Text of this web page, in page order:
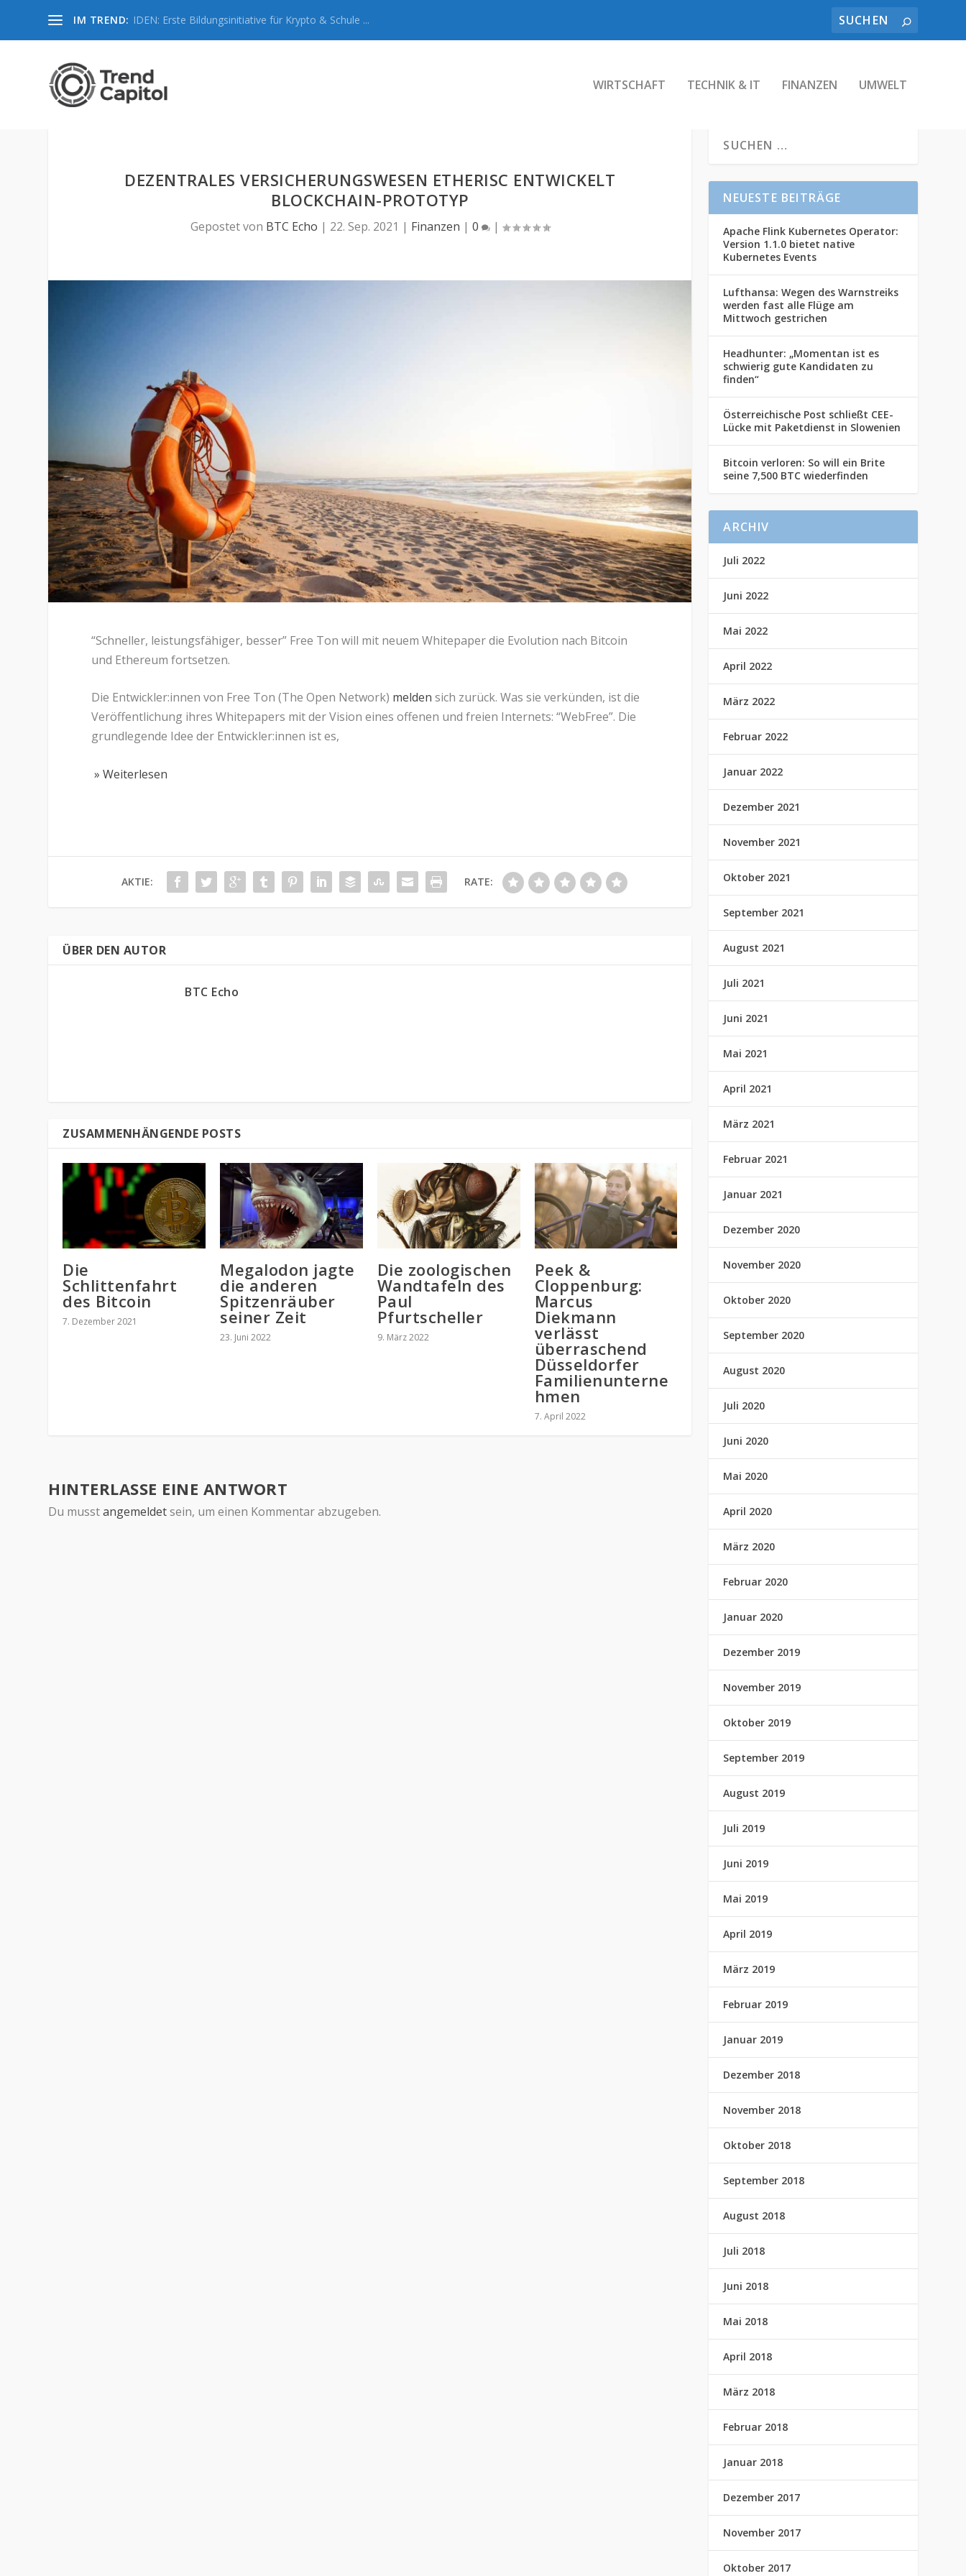
IM TREND: IDEN: Erste Bildungsinitiative für Krypto & Schule ...
WIRTSCHAFT TECHNIK & IT FINANZEN UMWELT
DEZENTRALES VERSICHERUNGSWESEN ETHERISC ENTWICKELT
BLOCKCHAIN-PROTOTYP
Gepostet von BTC Echo | 22. Sep. 2021 | Finanzen | 0 |
“Schneller, leistungsfähiger, besser” Free Ton will mit neuem Whitepaper die Evolution nach Bitcoin
und Ethereum fortsetzen.
Die Entwickler:innen von Free Ton (The Open Network) melden sich zurück. Was sie verkünden, ist die
Veröffentlichung ihres Whitepapers mit der Vision eines offenen und freien Internets: “WebFree”. Die
grundlegende Idee der Entwickler:innen ist es,
» Weiterlesen
AKTIE: RATE:
ÜBER DEN AUTOR
BTC Echo
ZUSAMMENHÄNGENDE POSTS
Die
Schlittenfahrt
des Bitcoin
7. Dezember 2021
Megalodon jagte
die anderen
Spitzenräuber
seiner Zeit
23. Juni 2022
Die zoologischen
Wandtafeln des
Paul
Pfurtscheller
9. März 2022
Peek &
Cloppenburg:
Marcus
Diekmann
verlässt
überraschend
Düsseldorfer
Familienunterne
hmen
7. April 2022
HINTERLASSE EINE ANTWORT
Du musstangemeldetsein, um einen Kommentar abzugeben.
NEUESTE BEITRÄGE
Apache Flink Kubernetes Operator:
Version 1.1.0 bietet native
Kubernetes Events
Lufthansa: Wegen des Warnstreiks
werden fast alle Flüge am
Mittwoch gestrichen
Headhunter: „Momentan ist es
schwierig gute Kandidaten zu
finden“
Österreichische Post schließt CEE-
Lücke mit Paketdienst in Slowenien
Bitcoin verloren: So will ein Brite
seine 7,500 BTC wiederfinden
ARCHIV
Juli 2022
Juni 2022
Mai 2022
April 2022
März 2022
Februar 2022
Januar 2022
Dezember 2021
November 2021
Oktober 2021
September 2021
August 2021
Juli 2021
Juni 2021
Mai 2021
April 2021
März 2021
Februar 2021
Januar 2021
Dezember 2020
November 2020
Oktober 2020
September 2020
August 2020
Juli 2020
Juni 2020
Mai 2020
April 2020
März 2020
Februar 2020
Januar 2020
Dezember 2019
November 2019
Oktober 2019
September 2019
August 2019
Juli 2019
Juni 2019
Mai 2019
April 2019
März 2019
Februar 2019
Januar 2019
Dezember 2018
November 2018
Oktober 2018
September 2018
August 2018
Juli 2018
Juni 2018
Mai 2018
April 2018
März 2018
Februar 2018
Januar 2018
Dezember 2017
November 2017
Oktober 2017